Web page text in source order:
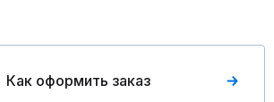
Как оформить заказ